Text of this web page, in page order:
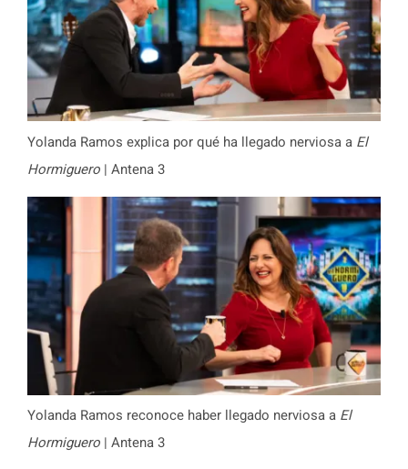
Yolanda Ramos explica por qué ha llegado nerviosa a El
Hormiguero | Antena 3
Yolanda Ramos reconoce haber llegado nerviosa a El
Hormiguero | Antena 3